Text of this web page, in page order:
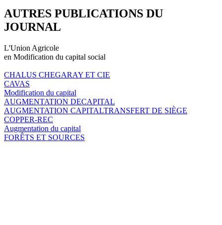
AUTRES PUBLICATIONS DU
JOURNAL
L'Union Agricole
en Modification du capital social
CHALUS CHEGARAY ET CIE
CAVAS
Modification du capital
AUGMENTATION DECAPITAL
AUGMENTATION CAPITALTRANSFERT DE SIÈGE
COPPER-REC
Augmentation du capital
FORÊTS ET SOURCES